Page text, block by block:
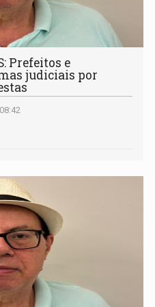
Prefeitos e
judiciais por